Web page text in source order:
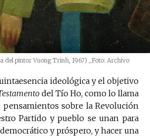
del pintor Vuong Trinh, 1967) _Foto: Archivo
ideológica y el objetivo
del Tío Ho, como lo llama
sobre la Revolución
Partido y pueblo se unan para
y próspero, y hacer una